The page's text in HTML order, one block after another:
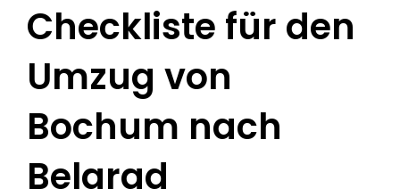
Checkliste für den
Umzug von
Bochum nach
Belgrad